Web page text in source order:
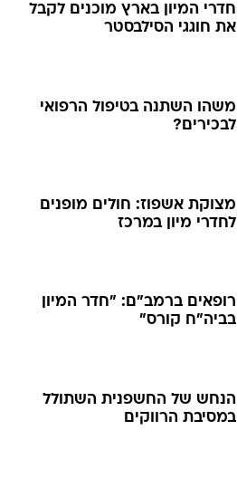
חדרי המיון בארץ מוכנים לקבל
את חוגגי הסילבסטר
משהו השתנה בטיפול הרפואי
לבכירים?
מצוקת אשפוז: חולים מופנים
לחדרי מיון במרכז
רופאים ברמב"ם: "חדר המיון
בביה"ח קורס"
הנחש של החשפנית השתולל
במסיבת הרווקים